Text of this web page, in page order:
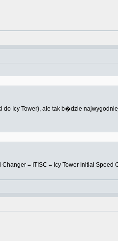
Icy Tower), ale tak b�dzie
= ITISC = Icy Tower Initial